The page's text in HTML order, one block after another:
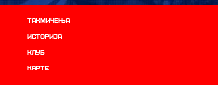
Такмичења
историја
Клуб
Карте